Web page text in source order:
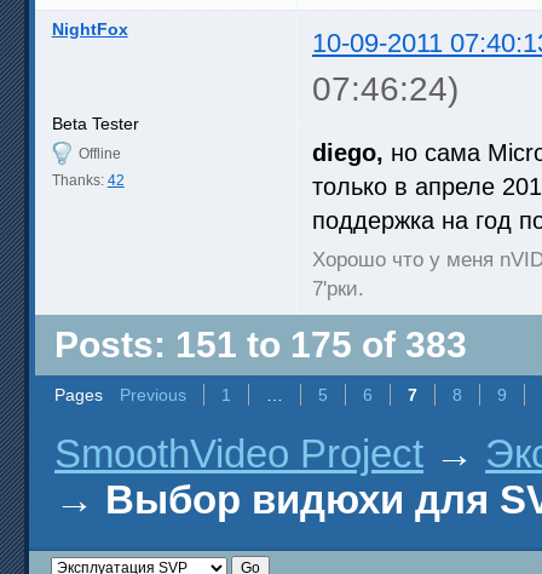
NightFox 10-09-2011
07:46:24)
Beta Tester
Offline
Thanks: 42
diego, но сама
только в апреле
поддержка на год
Хорошо что у меня
7'рки.
Posts: 151 to 175 of 383
Pages Previous 1 5 6 7 8 9
SmoothVideo Project →
→ Выбор видюхи для